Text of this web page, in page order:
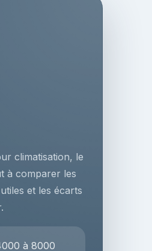
climatisation, le
à comparer les
et les écarts
à 8000